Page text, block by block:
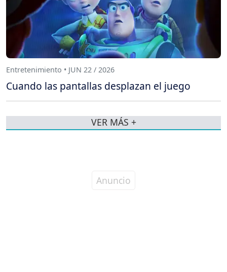
Entretenimiento • JUN 22 / 2026
Cuando las pantallas desplazan el juego
VER MÁS +